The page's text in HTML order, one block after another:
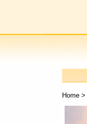
Home >